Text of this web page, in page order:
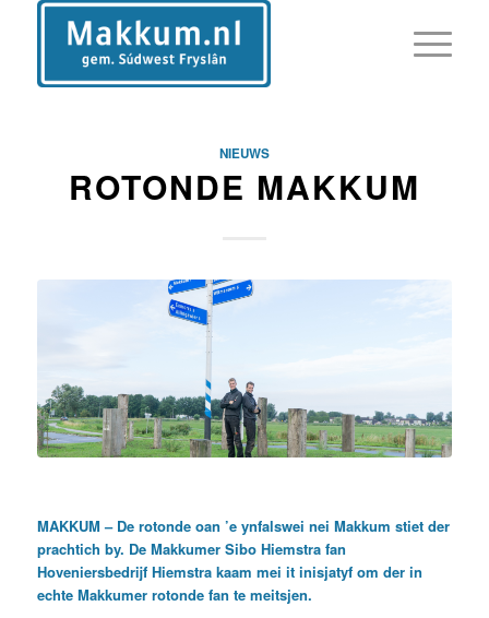
NIEUWS
ROTONDE MAKKUM
MAKKUM – De rotonde oan ’e ynfalswei nei Makkum stiet der
prachtich by. De Makkumer Sibo Hiemstra fan
Hoveniersbedrijf Hiemstra kaam mei it inisjatyf om der in
echte Makkumer rotonde fan te meitsjen.